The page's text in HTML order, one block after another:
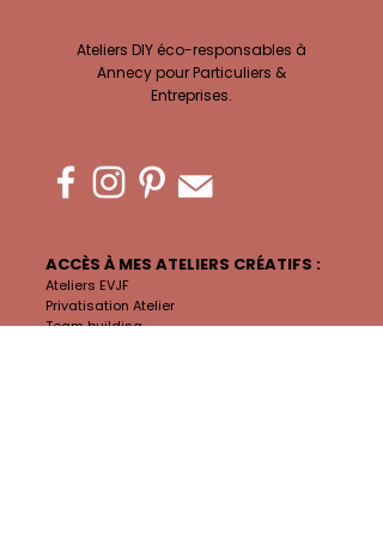
Ateliers DIY éco-responsables à
Annecy pour Particuliers &
Entreprises.
ACCÈS À MES ATELIERS CRÉATIFS :
Ateliers EVJF
Privatisation Atelier
Team building